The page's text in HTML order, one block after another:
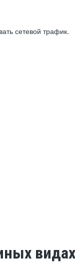
сетевой трафик.